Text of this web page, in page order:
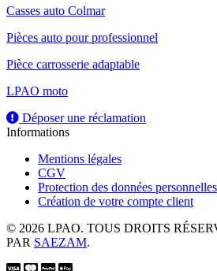
Casses auto Colmar
Pièces auto pour professionnel
Pièce carrosserie adaptable
LPAO moto
Déposer une réclamation
Informations
Mentions légales
CGV
Protection des données personnelles
Création de votre compte client
© 2026 LPAO. TOUS DROITS
PAR SAEZAM.